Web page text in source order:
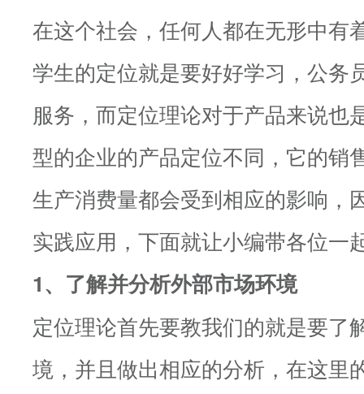
在这个社会，任何人都在无形中有
学生的定位就是要好好学习，公务
服务，而定位理论对于产品来说也
型的企业的产品定位不同，它的销
生产消费量都会受到相应的影响，
实践应用，下面就让小编带各位一
1、了解并分析外部市场环境
定位理论首先要教我们的就是要了
境，并且做出相应的分析，在这里